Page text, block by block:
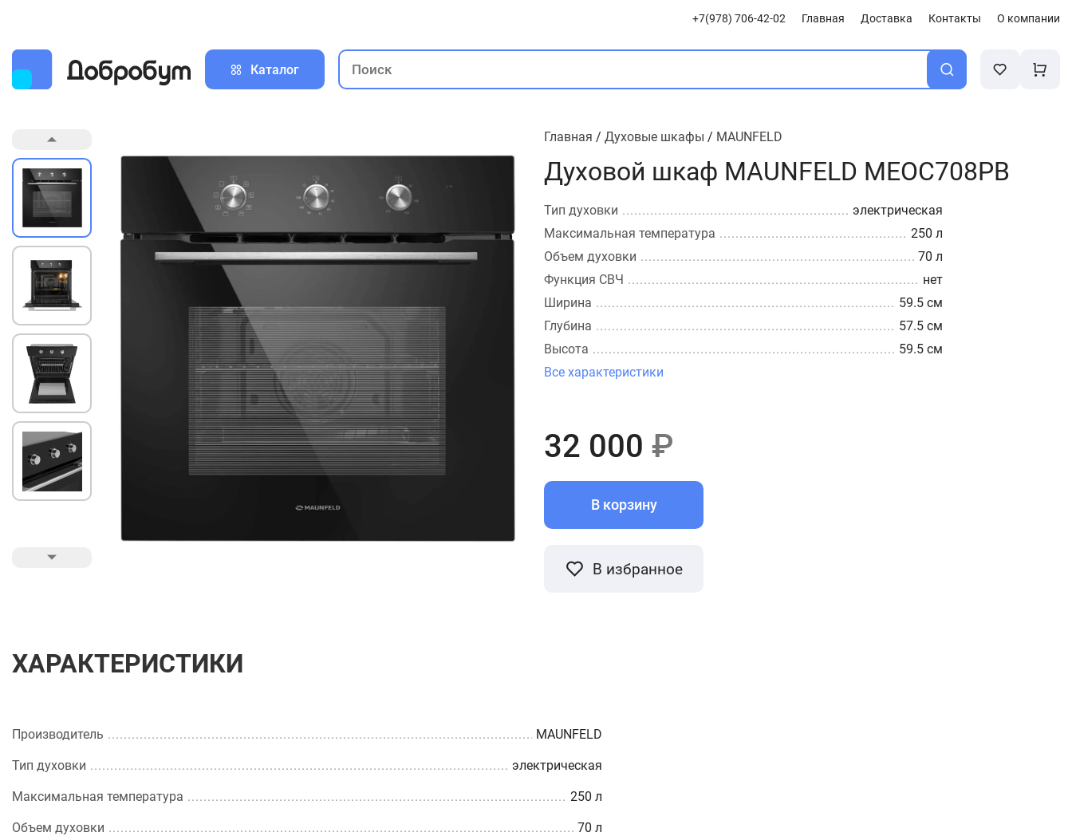
+7(978) 706-42-02 Главная Доставка Контакты О компании
Каталог
Главная / Духовые шкафы / MAUNFELD
Духовой шкаф MAUNFELD MEOC708PB
Тип духовки
электрическая
Максимальная температура
250 л
Объем духовки
70 л
Функция СВЧ
нет
Ширина
59.5 см
Глубина
57.5 см
Высота
59.5 см
Все характеристики
32 000 ₽
В корзину
В избранное
ХАРАКТЕРИСТИКИ
Производитель MAUNFELD
Тип духовки электрическая
Максимальная температура 250 л
Объем духовки 70 л